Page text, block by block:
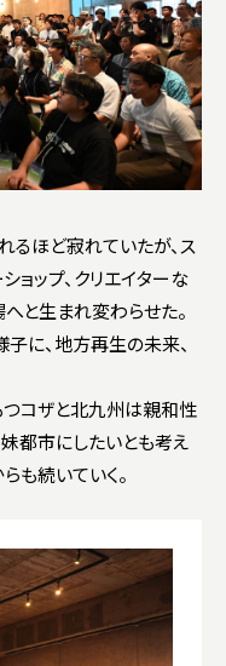
るほど寂れていたが、ス
ョップ、クリエイターな
と生まれ変わらせた。
に、地方再生の未来、
コザと北九州は親和性
都市にしたいとも考え
も続いていく。